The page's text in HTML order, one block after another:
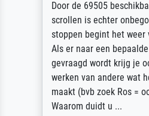
Door de 69505
scrollen is echter
stoppen begint het weer
Als er naar een
gevraagd wordt krijg je
werken van andere wat
maakt (bvb zoek Ros =
Waarom duidt u ...